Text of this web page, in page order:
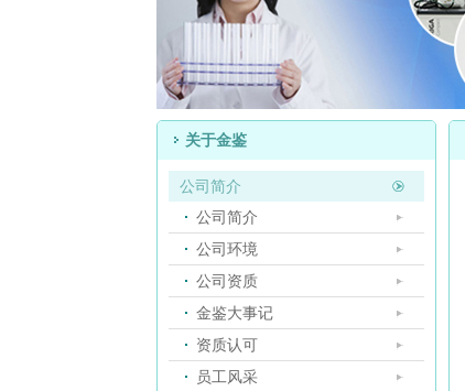
关于金鉴
公司简介
公司简介
公司环境
公司资质
金鉴大事记
资质认可
员工风采